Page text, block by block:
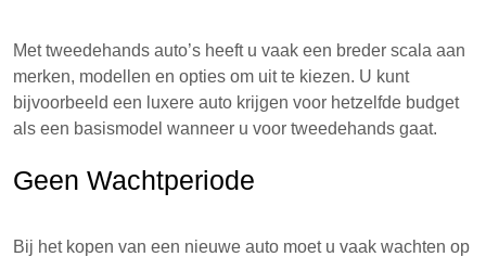
Met tweedehands auto’s heeft u vaak een breder scala aan
merken, modellen en opties om uit te kiezen. U kunt
bijvoorbeeld een luxere auto krijgen voor hetzelfde budget
als een basismodel wanneer u voor tweedehands gaat.
Geen Wachtperiode
Bij het kopen van een nieuwe auto moet u vaak wachten op